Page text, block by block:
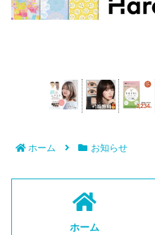
ホーム お知らせ
ホーム